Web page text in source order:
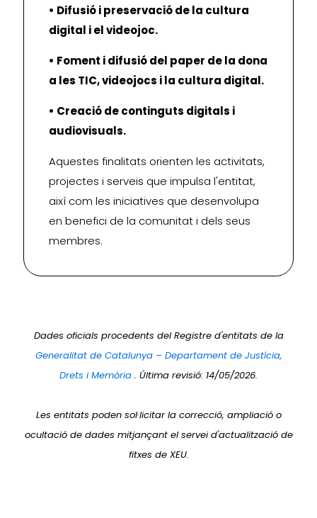
• Difusió i preservació de la cultura
digital i el videojoc.
• Foment i difusió del paper de la dona
a les TIC, videojocs i la cultura digital.
• Creació de continguts digitals i
audiovisuals.
Aquestes finalitats orienten les activitats,
projectes i serveis que impulsa l'entitat,
així com les iniciatives que desenvolupa
en benefici de la comunitat i dels seus
membres.
Dades oficials procedents del Registre d'entitats de la
Generalitat de Catalunya – Departament de Justícia,
Drets i Memòria . Última revisió: 14/05/2026.
Les entitats poden sol·licitar la correcció, ampliació o
ocultació de dades mitjançant el servei d'actualització de
fitxes de XEU.